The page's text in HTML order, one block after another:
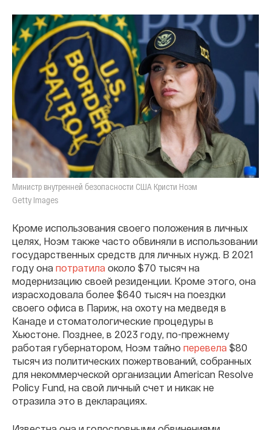
Министр внутренней безопасности США Кристи Ноэм
Getty Images
Кроме использования своего положения в личных
целях, Ноэм также часто обвиняли в использовании
государственных средств для личных нужд. В 2021
году она потратила около $70 тысяч на
модернизацию своей резиденции. Кроме этого, она
израсходовала более $640 тысяч на поездки
своего офиса в Париж, на охоту на медведя в
Канаде и стоматологические процедуры в
Хьюстоне. Позднее, в 2023 году, по-прежнему
работая губернатором, Ноэм тайно перевела $80
тысяч из политических пожертвований, собранных
для некоммерческой организации American Resolve
Policy Fund, на свой личный счет и никак не
отразила это в декларациях.